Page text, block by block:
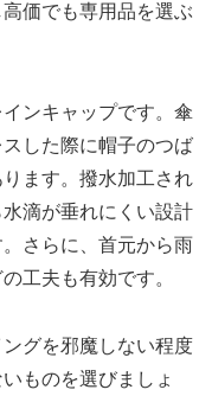
価でも専用品を選ぶ
ンキャップです。傘
した際に帽子のつば
ます。撥水加工され
滴が垂れにくい設計
さらに、首元から雨
工夫も有効です。
グを邪魔しない程度
ものを選びましょ